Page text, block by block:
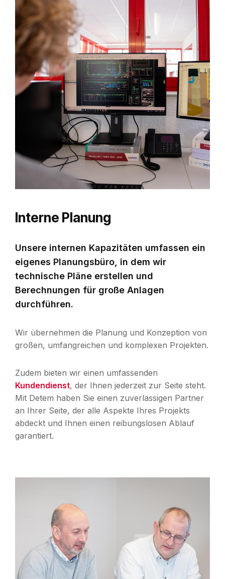
Interne Planung
Unsere internen Kapazitäten umfassen ein
eigenes Planungsbüro, in dem wir
technische Pläne erstellen und
Berechnungen für große Anlagen
durchführen.
Wir übernehmen die Planung und Konzeption von
großen, umfangreichen und komplexen Projekten.
Zudem bieten wir einen umfassenden
Kundendienst, der Ihnen jederzeit zur Seite steht.
Mit Detem haben Sie einen zuverlässigen Partner
an Ihrer Seite, der alle Aspekte Ihres Projekts
abdeckt und Ihnen einen reibungslosen Ablauf
garantiert.